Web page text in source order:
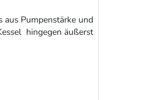
Pumpenstärke und
hingegen äußerst